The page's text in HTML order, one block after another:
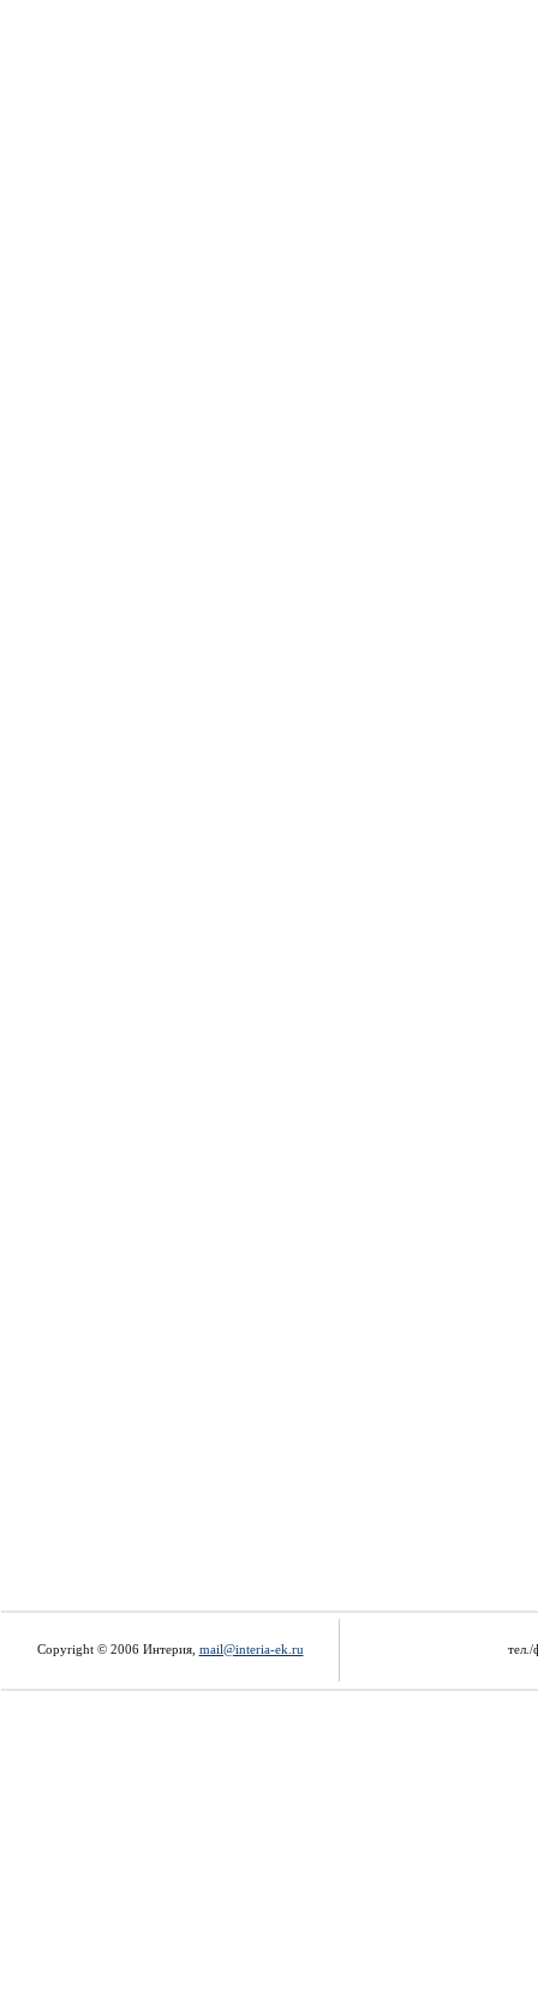
Copyright © 2006 Интерия, mail@interia-ek.ru